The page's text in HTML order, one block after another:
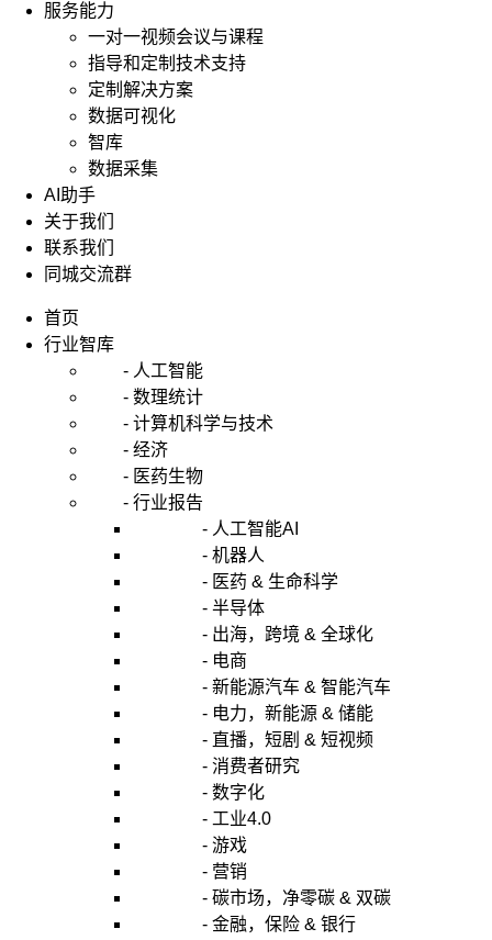
服务能力
一对一视频会议与课程
指导和定制技术支持
定制解决方案
数据可视化
智库
数据采集
AI助手
关于我们
联系我们
同城交流群
首页
行业智库
- 人工智能
- 数理统计
- 计算机科学与技术
- 经济
- 医药生物
- 行业报告
- 人工智能AI
- 机器人
- 医药 & 生命科学
- 半导体
- 出海，跨境 & 全球化
- 电商
- 新能源汽车 & 智能汽车
- 电力，新能源 & 储能
- 直播，短剧 & 短视频
- 消费者研究
- 数字化
- 工业4.0
- 游戏
- 营销
- 碳市场，净零碳 & 双碳
- 金融，保险 & 银行